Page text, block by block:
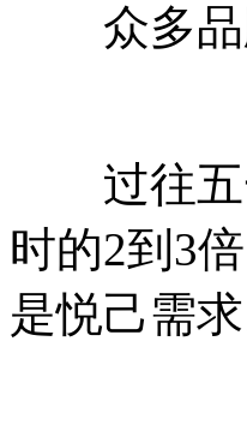
众多品
过往五
时的2到3
是悦己需求